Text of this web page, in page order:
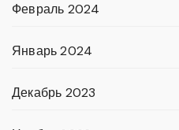
Февраль 2024
Январь 2024
Декабрь 2023